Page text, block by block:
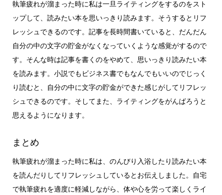
執筆疲れが溜まった時に私は一旦ライティングをするのをスト
ップして、読みたい本を思いっきり読みます。そうするとリフ
レッシュできるのです。記事を長時間書いていると、だんだん
自分の中の文字の貯金がなくなっていくような感覚がするので
す。そんな時は記事を書くのをやめて、思いっきり読みたい本
を読みます。小説でもビジネス書でもなんでもいいのでじっく
り読むと、自分の中に文字の貯金ができた感じがしてリフレッ
シュできるのです。そしてまた、ライティングをがんばろうと
思えるようになります。
まとめ
執筆疲れが溜まった時に私は、のんびり入浴したり読みたい本
を読んだりしてリフレッシュしているとお伝えしました。自宅
で執筆疲れを適度に軽減しながら、体や心を労って楽しくライ